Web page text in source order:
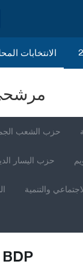
الانتخابات المحلية
مرشحي
حزب الشعب
حزب اليسار
والتنمية
BDP